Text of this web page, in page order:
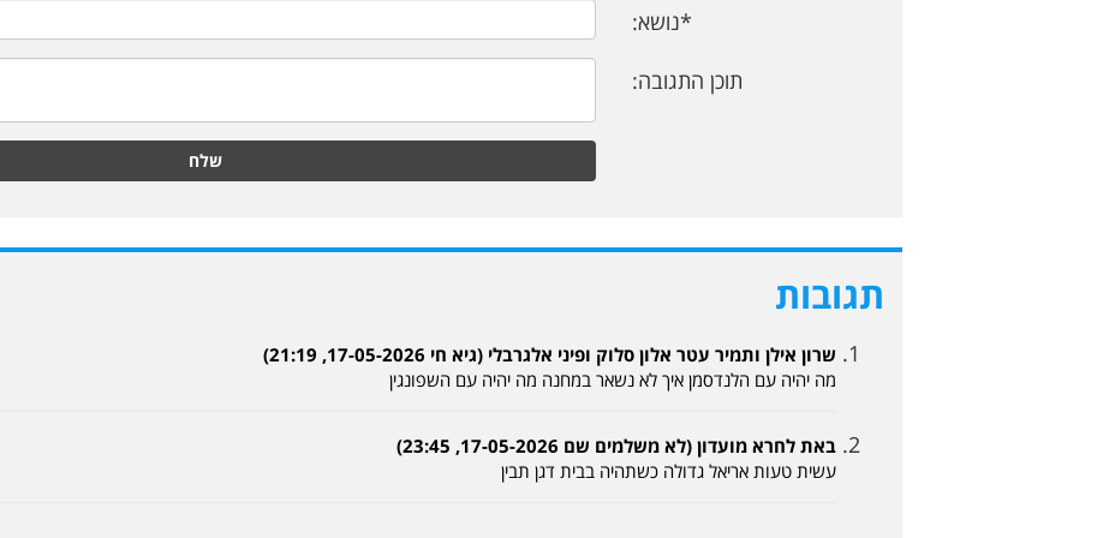
*נושא:
תוכן התגובה:
שלח
תגובות
שרון אילן ותמיר עטר אלון סלוק ופיני אלגרבלי (גיא חי 17-05-2026, 21:19)
מה יהיה עם הלנדסמן איך לא נשאר במחנה מה יהיה עם השפונגין
באת לחרא מועדון (לא משלמים שם 17-05-2026, 23:45)
עשית טעות אריאל גדולה כשתהיה בבית דגן תבין